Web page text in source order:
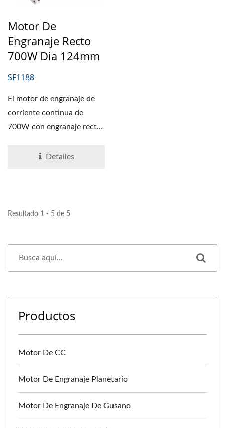
Motor De
Engranaje Recto
700W Dia 124mm
SF1188
El motor de engranaje de
corriente continua de
700W con engranaje recto
Detalles
Resultado 1 - 5 de 5
Productos
Motor De CC
Motor De Engranaje Planetario
Motor De Engranaje De Gusano